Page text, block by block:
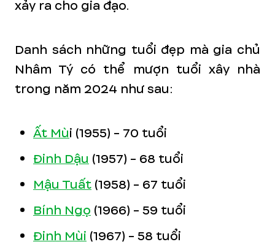
xảy ra cho gia đạo.
Danh sách những tuổi đẹp mà gia chủ
Nhâm Tý có thể mượn tuổi xây nhà
trong năm 2024 như sau:
Ất Mùi (1955) - 70 tuổi
Đinh Dậu (1957) - 68 tuổi
Mậu Tuất (1958) - 67 tuổi
Bính Ngọ (1966) - 59 tuổi
Đinh Mùi (1967) - 58 tuổi